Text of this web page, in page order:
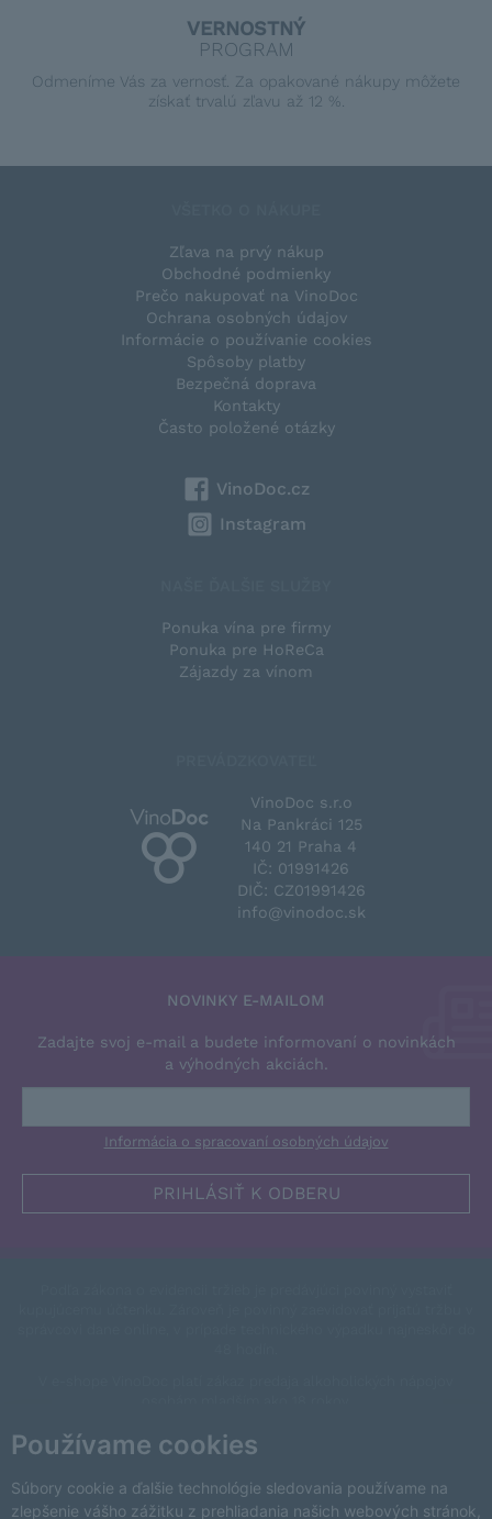
Používame cookies
Súbory cookie a ďalšie technológie sledovania používame na
zlepšenie vášho zážitku z prehliadania našich webových stránok,
VERNOSTNÝ
PROGRAM
Odmeníme Vás za vernosť. Za opakované nákupy môžete
získať trvalú zľavu až 12 %.
Zľava na prvý nákup
Obchodné podmienky
Prečo nakupovať na VinoDoc
Ochrana osobných údajov
Informácie o používanie cookies
Spôsoby platby
Bezpečná doprava
Kontakty
Často položené otázky
VinoDoc.cz
Instagram
Ponuka vína pre firmy
Ponuka pre HoReCa
Zájazdy za vínom
VinoDoc s.r.o
Na Pankráci 125
140 21 Praha 4
IČ: 01991426
DIČ: CZ01991426
info@vinodoc.sk
NOVINKY E-MAILOM
Zadajte svoj e-mail a budete informovaní o novinkách
a výhodných akciách.
Informácia o spracovaní osobných údajov
This site is protected by reCAPTCHA and the Google
andTerms of Service
Zmeniť nastavenia cookies